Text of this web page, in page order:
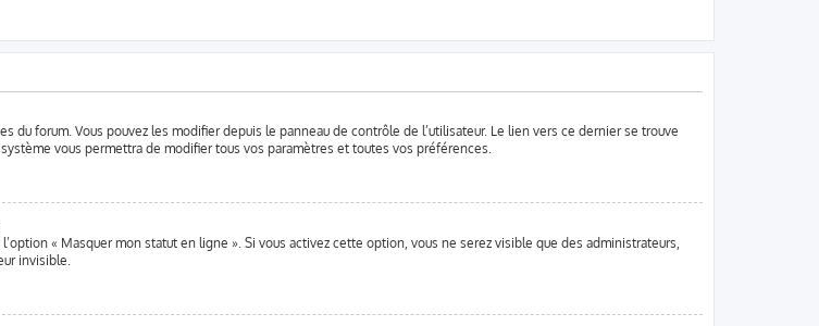
forum. Vous pouvez les modifier depuis le panneau de contrôle de l’utilisateur. Le lien vers ce dernier se trouve
vous permettra de modifier tous vos paramètres et toutes vos préférences.
« Masquer mon statut en ligne ». Si vous activez cette option, vous ne serez visible que des administrateurs,
invisible.